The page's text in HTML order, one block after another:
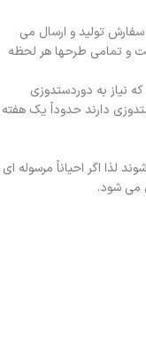
تولید و ارسال می
و تمامی طرحها هر لحظه
نیاز به دوردستدوزی
دوردستدوزی دارند حدوداً یک هفته
لذا اگر احیاناً مرسوله ای
می شود.